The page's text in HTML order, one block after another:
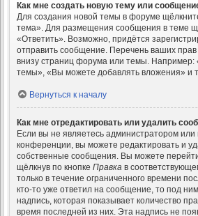
Как мне создать новую тему или
Для создания новой темы в форуме
тема». Для размещения сообщения в теме
«Ответить». Возможно, придётся
отправить сообщение. Перечень ваших прав
внизу страниц форума или темы. Например:
темы», «Вы можете добавлять вложения» и
Вернуться к началу
Как мне отредактировать или удалить
Если вы не являетесь администратором
конференции, вы можете редактировать и
собственные сообщения. Вы можете
щёлкнув по кнопке Правка в
только в течение ограниченного времени
кто-то уже ответил на сообщение, то под
надпись, которая показывает количество
время последней из них. Эта надпись не